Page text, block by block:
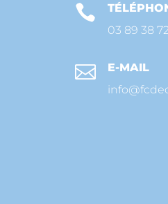

03 89 38

E-MAIL